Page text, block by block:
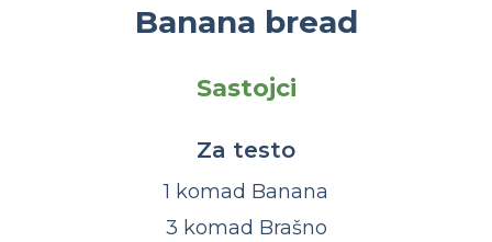
Banana bread
Sastojci
Za testo
1 komad Banana
3 komad Brašno